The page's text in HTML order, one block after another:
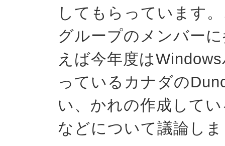
してもらっています
グループのメンバー
えば今年度は
っているカナダの
い、かれの作成して
などについて議論し